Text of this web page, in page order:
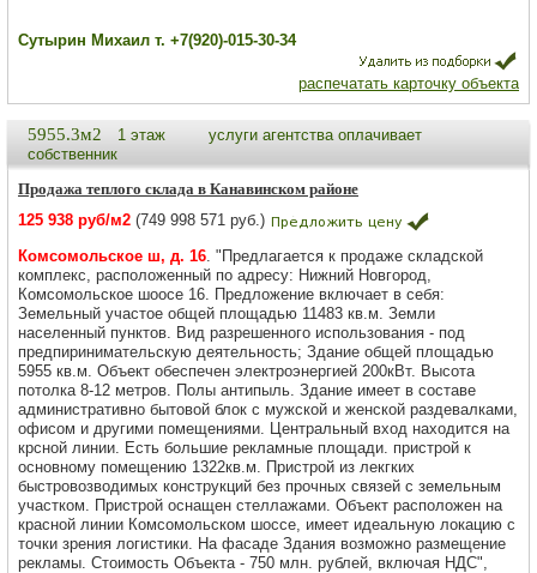
Сутырин Михаил т. +7(920)-015-30-34
распечатать карточку объекта
5955.3м2 1 этаж
услуги агентства оплачивает
собственник
Продажа теплого склада в Канавинском районе
125 938 руб/м2 (749 998 571 руб.)
Комсомольское ш, д. 16. "Предлагается к продаже складской
комплекс, расположенный по адресу: Нижний Новгород,
Комсомольское шоосе 16. Предложение включает в себя:
Земельный участое общей площадью 11483 кв.м. Земли
населенный пунктов. Вид разрешенного использования - под
предпиринимательскую деятельность; Здание общей площадью
5955 кв.м. Объект обеспечен электроэнергией 200кВт. Высота
потолка 8-12 метров. Полы антипыль. Здание имеет в составе
административно бытовой блок с мужской и женской раздевалками,
офисом и другими помещениями. Центральный вход находится на
крсной линии. Есть большие рекламные площади. пристрой к
основному помещению 1322кв.м. Пристрой из лекгких
быстровозводимых конструкций без прочных связей с земельным
участком. Пристрой оснащен стеллажами. Объект расположен на
красной линии Комсомольском шоссе, имеет идеальную локацию с
точки зрения логистики. На фасаде Здания возможно размещение
рекламы. Стоимость Объекта - 750 млн. рублей, включая НДС",